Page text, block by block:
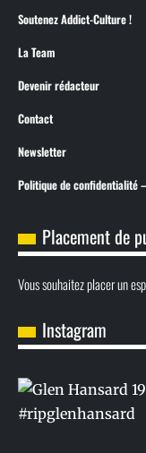
Soutenez Addict-Culture !
La Team
Devenir rédacteur
Contact
Newsletter
Politique de confidentialité
Placement de
Vous souhaitez placer un
Instagram